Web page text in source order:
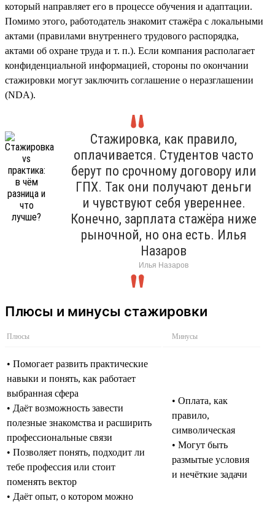
который направляет его в процессе обучения и адаптации.
Помимо этого, работодатель знакомит стажёра с локальными
актами (правилами внутреннего трудового распорядка,
актами об охране труда и т. п.). Если компания располагает
конфиденциальной информацией, стороны по окончании
стажировки могут заключить соглашение о неразглашении
(NDA).
Стажировка, как правило,
оплачивается. Студентов часто
берут по срочному договору или
ГПХ. Так они получают деньги
и чувствуют себя увереннее.
Конечно, зарплата стажёра ниже
рыночной, но она есть. Илья
Назаров
Илья Назаров
Плюсы и минусы стажировки
Плюсы Минусы
• Помогает развить практические
навыки и понять, как работает
выбранная сфера
• Даёт возможность завести
полезные знакомства и расширить
профессиональные связи
• Позволяет понять, подходит ли
тебе профессия или стоит
поменять вектор
• Даёт опыт, о котором можно
• Оплата, как
правило,
символическая
• Могут быть
размытые условия
и нечёткие задачи